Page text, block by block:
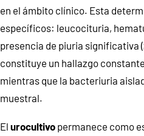
en el ámbito clínico. Esta
específicos: leucocituria,
presencia de piuria significativa
constituye un hallazgo
mientras que la bacteriuria
muestral.
El urocultivo permanece como